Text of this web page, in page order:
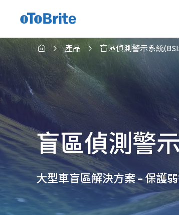
產品 盲區偵測警示系統
盲區偵測警
大型車盲區解決方案 – 保護